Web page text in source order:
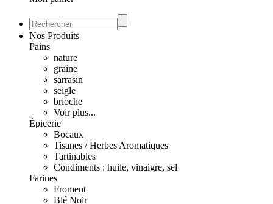
Nos Produits
Pains
nature
graine
sarrasin
seigle
brioche
Voir plus...
Épicerie
Bocaux
Tisanes / Herbes Aromatiques
Tartinables
Condiments : huile, vinaigre, sel
Farines
Froment
Blé Noir